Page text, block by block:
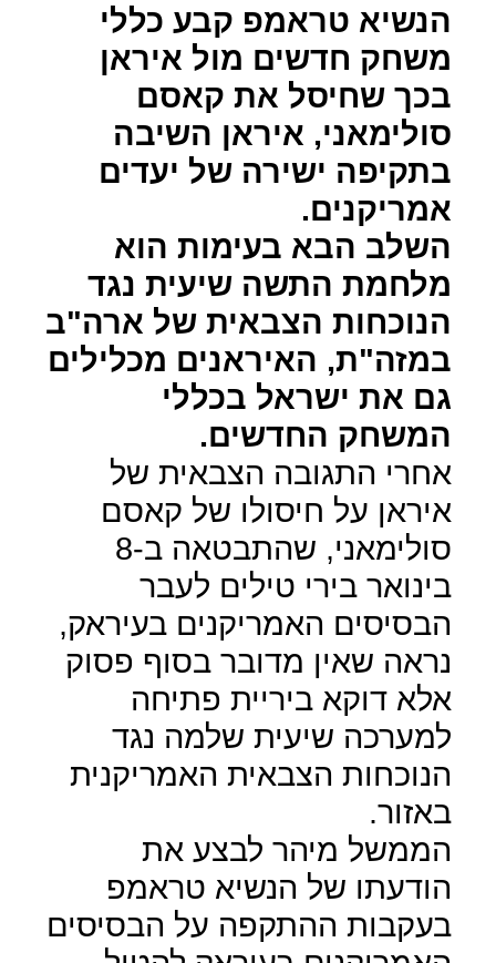
הנשיא טראמפ קבע כללי
משחק חדשים מול איראן
בכך שחיסל את קאסם
סולימאני, איראן השיבה
בתקיפה ישירה של יעדים
אמריקנים.
השלב הבא בעימות הוא
מלחמת התשה שיעית נגד
הנוכחות הצבאית של ארה"ב
במזה"ת, האיראנים מכלילים
גם את ישראל בכללי
המשחק החדשים.
אחרי התגובה הצבאית של
איראן על חיסולו של קאסם
סולימאני, שהתבטאה ב-8
בינואר בירי טילים לעבר
הבסיסים האמריקנים בעיראק,
נראה שאין מדובר בסוף פסוק
אלא דוקא ביריית פתיחה
למערכה שיעית שלמה נגד
הנוכחות הצבאית האמריקנית
באזור.
הממשל מיהר לבצע את
הודעתו של הנשיא טראמפ
בעקבות ההתקפה על הבסיסים